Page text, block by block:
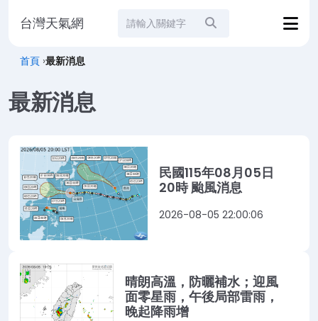
台灣天氣網 站內搜尋
首頁 ›最新消息
最新消息
民國115年08月05日
20時 颱風消息
2026-08-05 22:00:06
晴朗高溫，防曬補水；迎風
面零星雨，午後局部雷雨，
晚起降雨增